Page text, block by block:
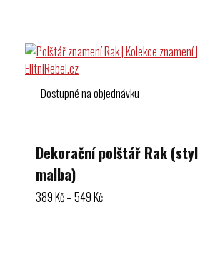
Dostupné na objednávku
Dekorační polštář Rak (styl
malba)
389Kč–549KčRozpětí